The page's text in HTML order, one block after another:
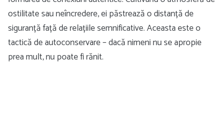
ostilitate sau neîncredere, ei păstrează o distanță de
siguranță față de relațiile semnificative. Aceasta este o
tactică de autoconservare – dacă nimeni nu se apropie
prea mult, nu poate fi rănit.